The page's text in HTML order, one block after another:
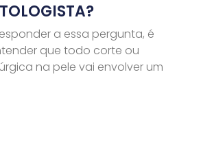
a essa pergunta, é
que todo corte ou
na pele vai envolver um